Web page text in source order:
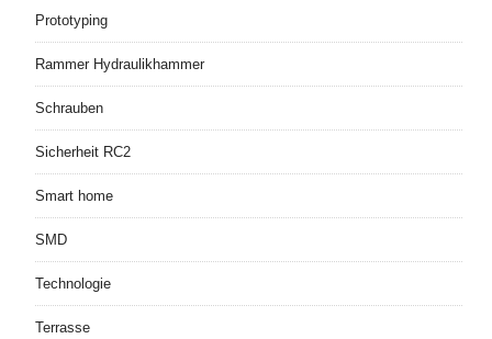
Prototyping
Rammer Hydraulikhammer
Schrauben
Sicherheit RC2
Smart home
SMD
Technologie
Terrasse